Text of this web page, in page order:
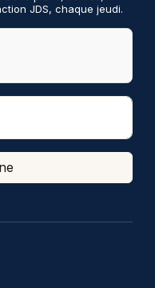
JDS, chaque jeudi.